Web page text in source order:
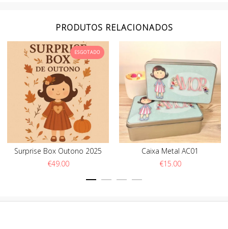
PRODUTOS RELACIONADOS
ESGOTADO
Surprise Box Outono 2025
€49.00
Caixa Metal AC01
€15.00